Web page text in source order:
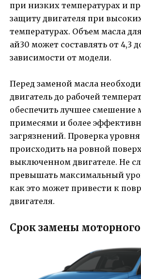
при низких температурах и
защиту двигателя при
температурах. Объем масла
ай30 может составлять от 4,3
зависимости от модели.
Перед заменой масла
двигатель до рабочей
обеспечить лучшее смешение
примесями и более
загрязнений. Проверка
происходить на ровной
выключенном двигателе. Не
превышать максимальный
как это может привести к
двигателя.
Срок замены